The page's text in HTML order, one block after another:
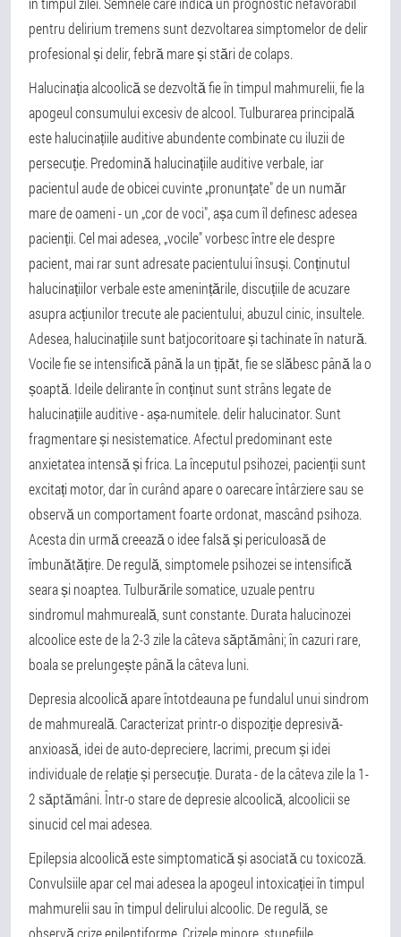
pentru delirium tremens sunt dezvoltarea simptomelor de delir
profesional și delir, febră mare și stări de colaps.
Halucinația alcoolică se dezvoltă fie în timpul mahmurelii, fie la
apogeul consumului excesiv de alcool. Tulburarea principală
este halucinațiile auditive abundente combinate cu iluzii de
persecuție. Predomină halucinațiile auditive verbale, iar
pacientul aude de obicei cuvinte „pronunțate" de un număr
mare de oameni - un „cor de voci", așa cum îl definesc adesea
pacienții. Cel mai adesea, „vocile" vorbesc între ele despre
pacient, mai rar sunt adresate pacientului însuși. Conținutul
halucinațiilor verbale este amenințările, discuțiile de acuzare
asupra acțiunilor trecute ale pacientului, abuzul cinic, insultele.
Adesea, halucinațiile sunt batjocoritoare și tachinate în natură.
Vocile fie se intensifică până la un țipăt, fie se slăbesc până la o
șoaptă. Ideile delirante în conținut sunt strâns legate de
halucinațiile auditive - așa-numitele. delir halucinator. Sunt
fragmentare și nesistematice. Afectul predominant este
anxietatea intensă și frica. La începutul psihozei, pacienții sunt
excitați motor, dar în curând apare o oarecare întârziere sau se
observă un comportament foarte ordonat, mascând psihoza.
Acesta din urmă creează o idee falsă și periculoasă de
îmbunătățire. De regulă, simptomele psihozei se intensifică
seara și noaptea. Tulburările somatice, uzuale pentru
sindromul mahmureală, sunt constante. Durata halucinozei
alcoolice este de la 2-3 zile la câteva săptămâni; în cazuri rare,
boala se prelungește până la câteva luni.
Depresia alcoolică apare întotdeauna pe fundalul unui sindrom
de mahmureală. Caracterizat printr-o dispoziție depresivă-
anxioasă, idei de auto-depreciere, lacrimi, precum și idei
individuale de relație și persecuție. Durata - de la câteva zile la 1-
2 săptămâni. Într-o stare de depresie alcoolică, alcoolicii se
sinucid cel mai adesea.
Epilepsia alcoolică este simptomatică și asociată cu toxicoză.
Convulsiile apar cel mai adesea la apogeul intoxicației în timpul
mahmurelii sau în timpul delirului alcoolic. De regulă, se
observă crize epileptiforme. Crizele minore, stupefiile